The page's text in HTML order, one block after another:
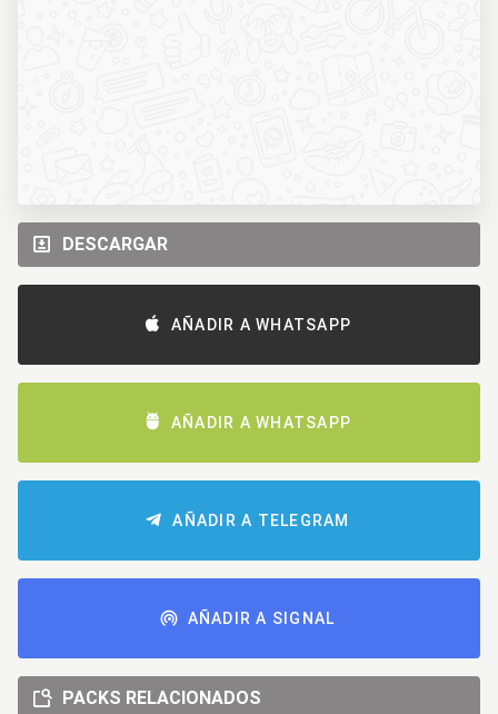
DESCARGAR
AÑADIR A WHATSAPP
AÑADIR A WHATSAPP
AÑADIR A TELEGRAM
AÑADIR A SIGNAL
PACKS RELACIONADOS